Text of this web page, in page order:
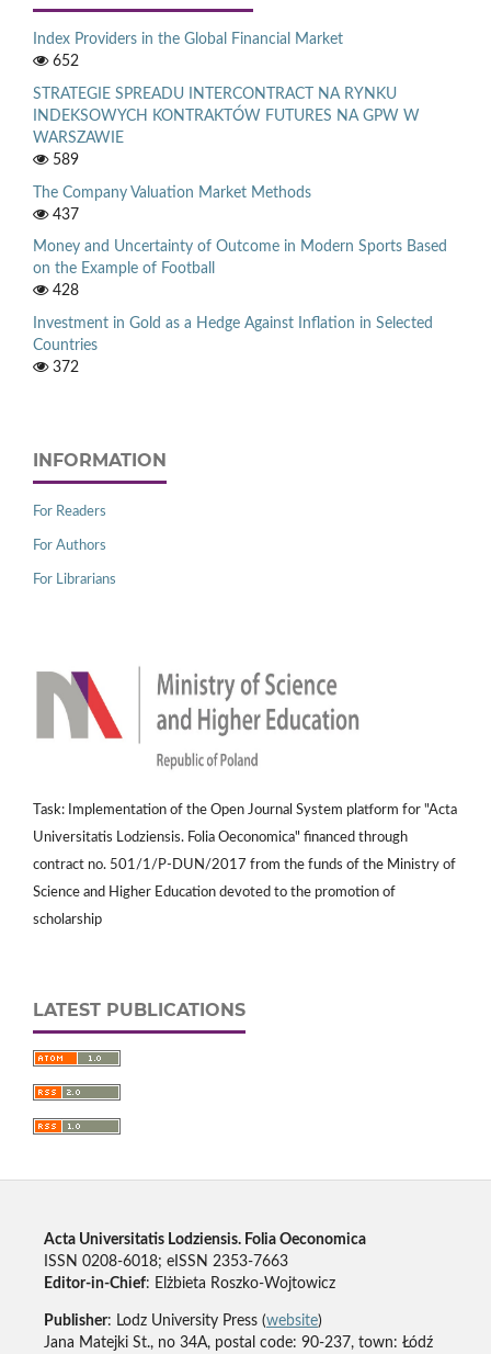
Index Providers in the Global Financial Market
652
STRATEGIE SPREADU INTERCONTRACT NA RYNKU
INDEKSOWYCH KONTRAKTÓW FUTURES NA GPW W
WARSZAWIE
589
The Company Valuation Market Methods
437
Money and Uncertainty of Outcome in Modern Sports Based
on the Example of Football
428
Investment in Gold as a Hedge Against Inflation in Selected
Countries
372
INFORMATION
For Readers
For Authors
For Librarians
Task: Implementation of the Open Journal System platform for "Acta
Universitatis Lodziensis. Folia Oeconomica" financed through
contract no. 501/1/P-DUN/2017 from the funds of the Ministry of
Science and Higher Education devoted to the promotion of
scholarship
LATEST PUBLICATIONS
Acta Universitatis Lodziensis. Folia Oeconomica
ISSN 0208-6018; eISSN 2353-7663
Editor-in-Chief: Elżbieta Roszko-Wojtowicz
Publisher: Lodz University Press (website)
Jana Matejki St., no 34A, postal code: 90-237, town: Łódź